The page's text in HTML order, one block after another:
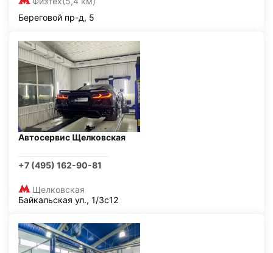
Береговой пр-д, 5
Автосервис Щелковская
+7 (495) 162-90-81
Щелковская
Байкальская ул., 1/3с12